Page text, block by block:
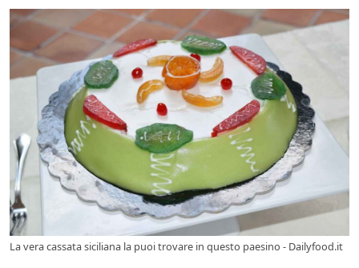
La vera cassata siciliana la puoi trovare in questo paesino - Dailyfood.it